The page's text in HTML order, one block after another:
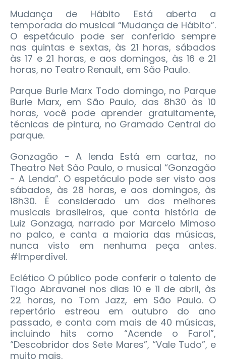
Mudança de Hábito Está aberta a
temporada do musical “Mudança de Hábito”.
O espetáculo pode ser conferido sempre
nas quintas e sextas, às 21 horas, sábados
às 17 e 21 horas, e aos domingos, às 16 e 21
horas, no Teatro Renault, em São Paulo.
Parque Burle Marx Todo domingo, no Parque
Burle Marx, em São Paulo, das 8h30 às 10
horas, você pode aprender gratuitamente,
técnicas de pintura, no Gramado Central do
parque.
Gonzagão - A lenda Está em cartaz, no
Theatro Net São Paulo, o musical “Gonzagão
- A Lenda”. O espetáculo pode ser visto aos
sábados, às 28 horas, e aos domingos, às
18h30. É considerado um dos melhores
musicais brasileiros, que conta história de
Luiz Gonzaga, narrado por Marcelo Mimoso
no palco, e canta a maioria das músicas,
nunca visto em nenhuma peça antes.
#Imperdível.
Eclético O público pode conferir o talento de
Tiago Abravanel nos dias 10 e 11 de abril, às
22 horas, no Tom Jazz, em São Paulo. O
repertório estreou em outubro do ano
passado, e conta com mais de 40 músicas,
incluindo hits como “Acende o Farol”,
“Descobridor dos Sete Mares”, “Vale Tudo”, e
muito mais.